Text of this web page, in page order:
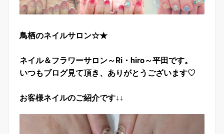
鳥栖のネイルサロン☆★
ネイル＆フラワーサロン～Ri・hiro～平田です。
いつもブログ見て頂き、ありがとうございます♡
お客様ネイルのご紹介です↓↓